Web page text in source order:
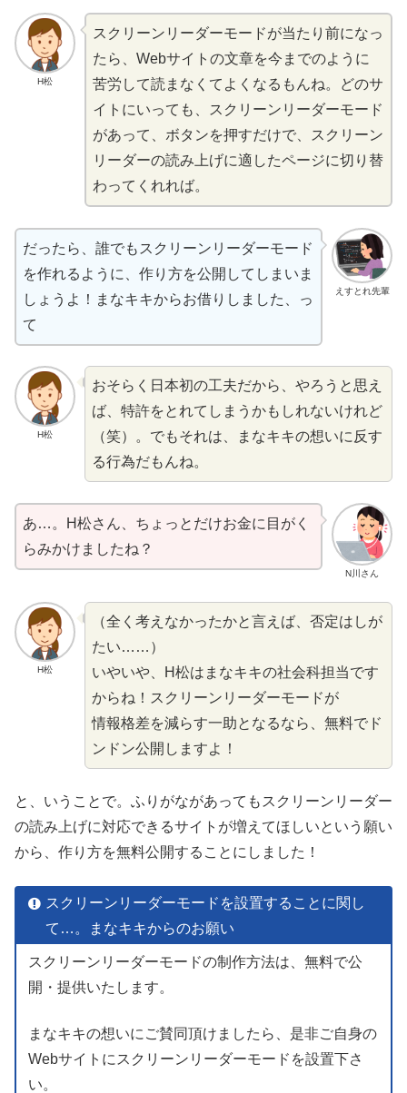
H松
スクリーンリーダーモードが当たり 前になっ
たら、Webサイトの文章を今 までのように
苦労 して読 まなくてよくなるもんね。どのサ
イトにいっても、スクリーンリーダーモード
があって、ボタンを押すだけで、スクリーン
リーダーの読み 上げに適 したページに切 り 替
わってくれれば。
えすとれ先輩
だったら、 誰でもスクリーンリーダーモード
を作れるように、 作り 方を公開 してしまいま
しょうよ！まなキキからお借りしました、っ
て
H松
おそらく 日本初の工夫だから、やろうと 思 え
ば、 特許をとれてしまうかもしれないけれど
（笑）
。でもそれは、まなキキの想いに 反す
る行為だもんね。
N川さん
あ…。H松さん、ちょっとだけお金に 目 がく
らみかけましたね？
H松
（全 く 考えなかったかと言えば、 否定はしが
たい……）
いやいや、H松はまなキキの社会科担当です
からね！スクリーンリーダーモードが
情報格差を減らす一助となるなら、 無料でド
ンドン公開 しますよ！
と、いうことで。ふりがながあってもスクリーンリーダー
の読み 上げに対応できるサイトが増 えてほしいという 願い
から、 作り 方を無料公開することにしました！
スクリーンリーダーモードを設置することに関 し
て…。まなキキからのお願い
スクリーンリーダーモードの制作方法は、無料で公
開・提供いたします。
まなキキの想いにご賛同頂けましたら、是非ご自身の
Webサイトにスクリーンリーダーモードを設置下さ
い。